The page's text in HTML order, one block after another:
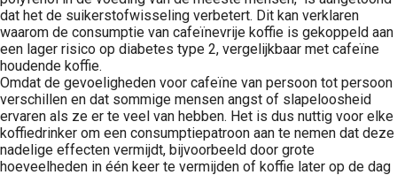
dat het de suikerstofwisseling verbetert. Dit kan verklaren
waarom de consumptie van cafeïnevrije koffie is gekoppeld aan
een lager risico op diabetes type 2, vergelijkbaar met cafeïne
houdende koffie.
Omdat de gevoeligheden voor cafeïne van persoon tot persoon
verschillen en dat sommige mensen angst of slapeloosheid
ervaren als ze er te veel van hebben. Het is dus nuttig voor elke
koffiedrinker om een consumptiepatroon aan te nemen dat deze
nadelige effecten vermijdt, bijvoorbeeld door grote
hoeveelheden in één keer te vermijden of koffie later op de dag